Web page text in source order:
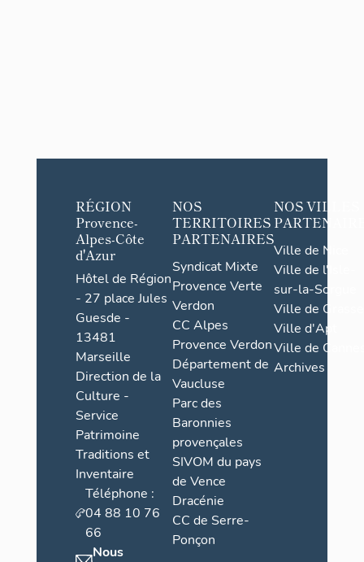
RÉGION
Provence-
Alpes-Côte
d'Azur
Hôtel de Région
- 27 place Jules
Guesde -
13481
Marseille
Direction de la
Culture -
Service
Patrimoine
Traditions et
Inventaire
Téléphone :
04 88 10 76
66
Nous
NOS
TERRITOIRES
PARTENAIRES
Syndicat Mixte
Provence Verte
Verdon
CC Alpes
Provence Verdon
Département de
Vaucluse
Parc des
Baronnies
provençales
SIVOM du pays
de Vence
Dracénie
CC de Serre-
Ponçon
NOS VILLES
Ville de Nice
Ville de l'Isle-
sur-la-Sorgue
Ville de Grasse
Ville d'Apt
Ville de
Archives